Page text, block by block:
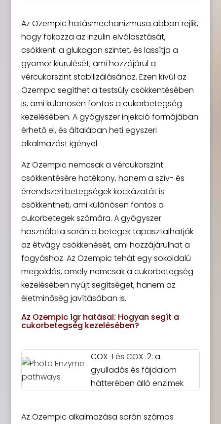
Az Ozempic hatásmechanizmusa abban rejlik,
hogy fokozza az inzulin elválasztását,
csökkenti a glukagon szintet, és lassítja a
gyomor kiürülését, ami hozzájárul a
vércukorszint stabilizálásához. Ezen kívül az
Ozempic segíthet a testsúly csökkentésében
is, ami különösen fontos a cukorbetegség
kezelésében. A gyógyszer injekció formájában
érhető el, és általában heti egyszeri
alkalmazást igényel.
Az Ozempic nemcsak a vércukorszint
csökkentésére hatékony, hanem a szív- és
érrendszeri betegségek kockázatát is
csökkentheti, ami különösen fontos a
cukorbetegek számára. A gyógyszer
használata során a betegek tapasztalhatják
az étvágy csökkenését, ami hozzájárulhat a
fogyáshoz. Az Ozempic tehát egy sokoldalú
megoldás, amely nemcsak a cukorbetegség
kezelésében nyújt segítséget, hanem az
életminőség javításában is.
Az Ozempic 1gr hatásai: Hogyan segít a
cukorbetegség kezelésében?
COX-1 és COX-2: a
gyulladás és fájdalom
hátterében álló enzimek
Az Ozempic alkalmazása során számos